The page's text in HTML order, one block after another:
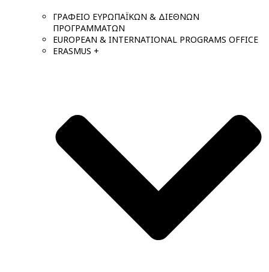
ΓΡΑΦΕΙΟ ΕΥΡΩΠΑΪΚΩΝ & ΔΙΕΘΝΩΝ
ΠΡΟΓΡΑΜΜΑΤΩΝ
EUROPEAN & INTERNATIONAL PROGRAMS OFFICE
ERASMUS +